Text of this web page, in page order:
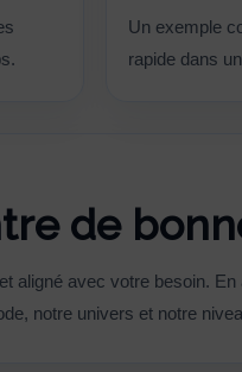
Un exemple
rapide dans
de
aligné avec votre besoin. En
notre univers et notre